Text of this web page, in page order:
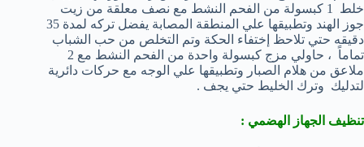
خلط 1 كبسولة من الفحم النشط مع نصف معلقة من زيت
جوز الهند وتطبيقها علي المنطقة المصابة يفضل تركه لمدة 35
دقيقه حتي تلاحظ إختفاء الحكة وتم التخلص من حب الشباب
تماماً ، حاولي مزج كبسولة واحدة من الفحم النشط مع 2
ملاعق من هلام الصبار وتطبيقها علي الوجه مع حركات دائرية
لتدليك وترك الخليط حتي يجف .
تنظيف الجهاز الهضمي :